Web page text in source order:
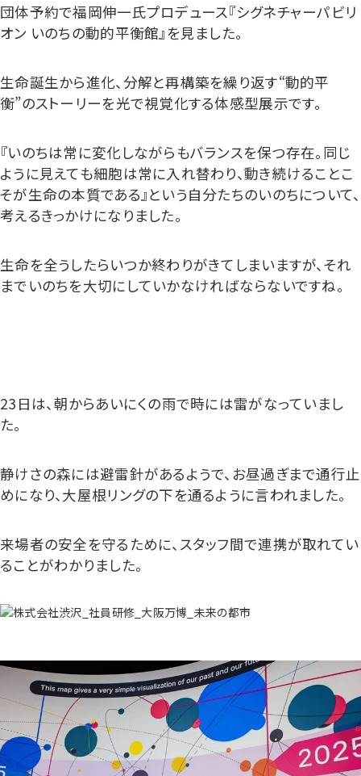
団体予約で福岡伸一氏プロデュース『シグネチャーパビリ
オン いのちの動的平衡館』を見ました。
生命誕生から進化、分解と再構築を繰り返す“動的平
衡”のストーリーを光で視覚化する体感型展示です。
『いのちは常に変化しながらもバランスを保つ存在。同じ
ように見えても細胞は常に入れ替わり、動き続けることこ
そが生命の本質である』という自分たちのいのちについて、
考えるきっかけになりました。
生命を全うしたらいつか終わりがきてしまいますが、それ
までいのちを大切にしていかなければならないですね。
23日は、朝からあいにくの雨で時には雷がなっていまし
た。
静けさの森には避雷針があるようで、お昼過ぎまで通行止
めになり、大屋根リングの下を通るように言われました。
来場者の安全を守るために、スタッフ間で連携が取れてい
ることがわかりました。